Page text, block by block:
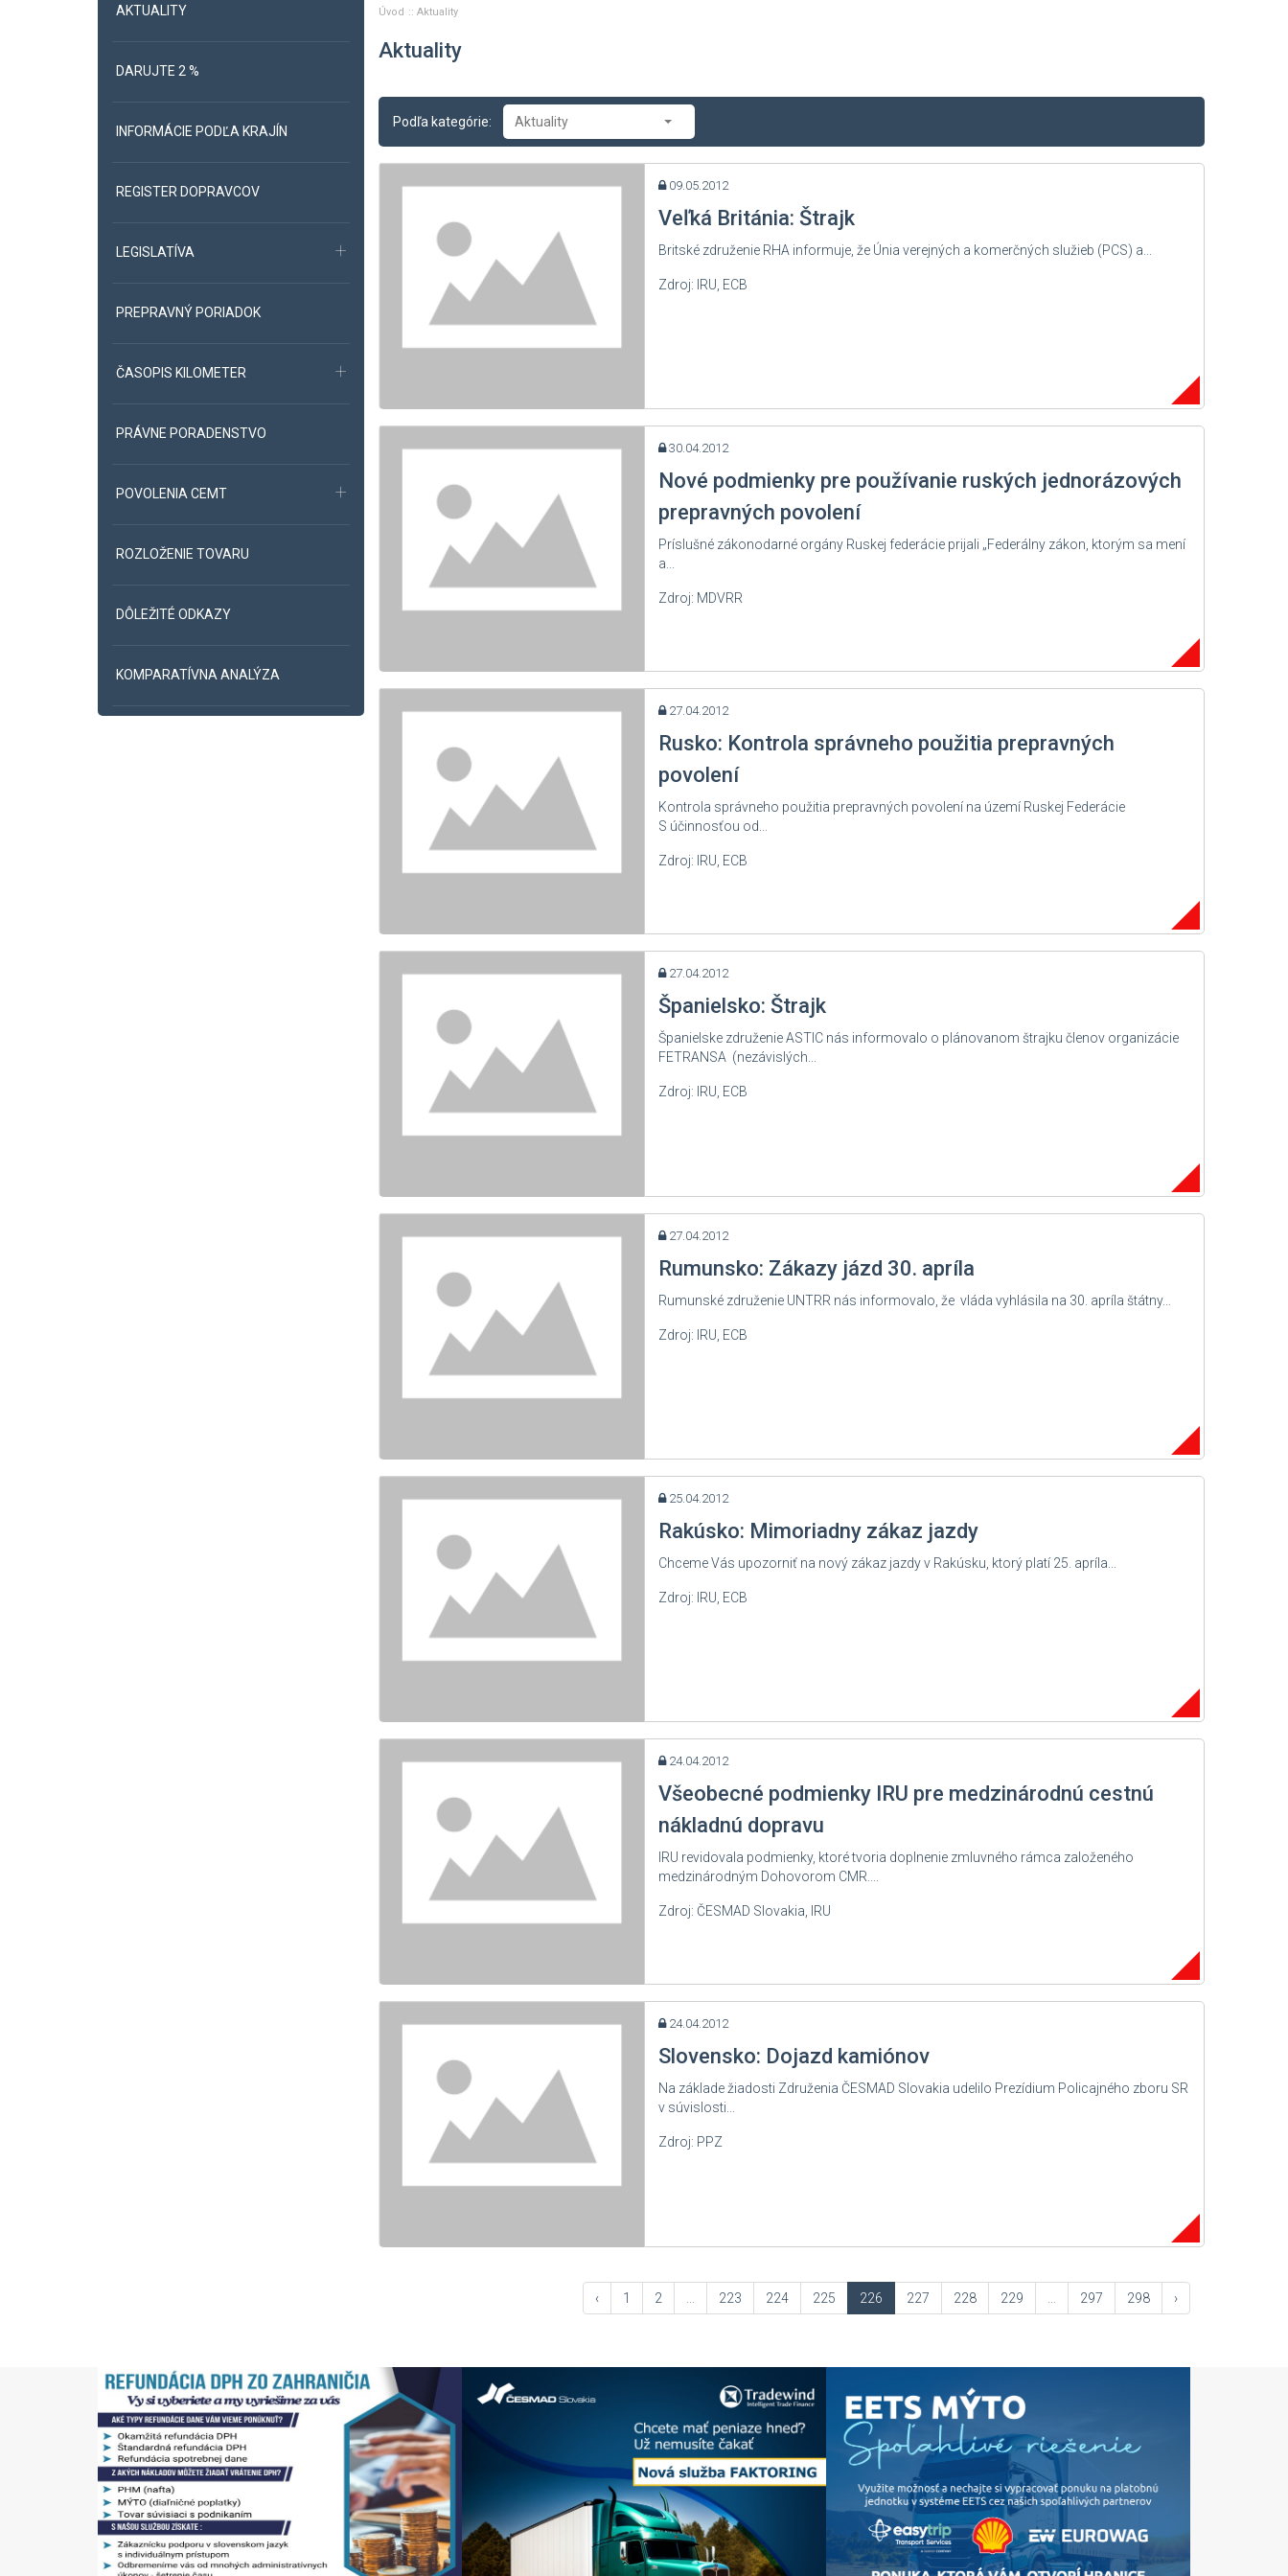
AKTUALITY
DARUJTE 2 %
INFORMÁCIE PODĽA KRAJÍN
REGISTER DOPRAVCOV
LEGISLATÍVA
PREPRAVNÝ PORIADOK
ČASOPIS KILOMETER
PRÁVNE PORADENSTVO
POVOLENIA CEMT
ROZLOŽENIE TOVARU
DÔLEŽITÉ ODKAZY
KOMPARATÍVNA ANALÝZA
Úvod Aktuality
Aktuality
Podľa kategórie: Aktuality
Aktuality
-- Zasadnutia
-- Oznamy
-- Dopravné správy
-- Príklady z právnej praxe
09.05.2012
Veľká Británia: Štrajk
Britské združenie RHA informuje, že Únia verejných a komerčných služieb (PCS) a...
Zdroj: IRU, ECB
30.04.2012
Nové podmienky pre používanie ruských jednorázových
prepravných povolení
Príslušné zákonodarné orgány Ruskej federácie prijali „Federálny zákon, ktorým sa mení
a...
Zdroj: MDVRR
27.04.2012
Rusko: Kontrola správneho použitia prepravných
povolení
Kontrola správneho použitia prepravných povolení na území Ruskej Federácie
S účinnosťou od...
Zdroj: IRU, ECB
27.04.2012
Španielsko: Štrajk
Španielske združenie ASTIC nás informovalo o plánovanom štrajku členov organizácie
FETRANSA (nezávislých...
Zdroj: IRU, ECB
27.04.2012
Rumunsko: Zákazy jázd 30. apríla
Rumunské združenie UNTRR nás informovalo, že vláda vyhlásila na 30. apríla štátny...
Zdroj: IRU, ECB
25.04.2012
Rakúsko: Mimoriadny zákaz jazdy
Chceme Vás upozorniť na nový zákaz jazdy v Rakúsku, ktorý platí 25. apríla...
Zdroj: IRU, ECB
24.04.2012
Všeobecné podmienky IRU pre medzinárodnú cestnú
nákladnú dopravu
IRU revidovala podmienky, ktoré tvoria doplnenie zmluvného rámca založeného
medzinárodným Dohovorom CMR....
Zdroj: ČESMAD Slovakia, IRU
24.04.2012
Slovensko: Dojazd kamiónov
Na základe žiadosti Združenia ČESMAD Slovakia udelilo Prezídium Policajného zboru SR
v súvislosti...
Zdroj: PPZ
‹ 1 2 223 224 225 226 227 228 229 297 298 ›